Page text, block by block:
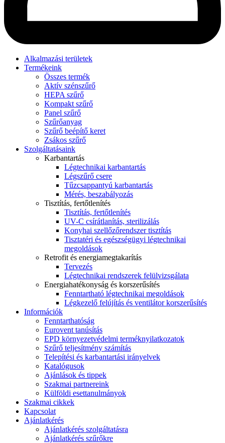
Alkalmazási területek
Termékeink
Összes termék
Aktív szénszűrő
HEPA szűrő
Kompakt szűrő
Panel szűrő
Szűrőanyag
Szűrő beépítő keret
Zsákos szűrő
Szolgáltatásaink
Karbantartás
Légtechnikai karbantartás
Légszűrő csere
Tűzcsappantyú karbantartás
Mérés, beszabályozás
Tisztítás, fertőtlenítés
Tisztítás, fertőtlenítés
UV-C csírátlanítás, sterilizálás
Konyhai szellőzőrendszer tisztítás
Tisztatéri és egészségügyi légtechnikai
megoldások
Retrofit és energiamegtakarítás
Tervezés
Légtechnikai rendszerek felülvizsgálata
Energiahatékonyság és korszerűsítés
Fenntartható légtechnikai megoldások
Légkezelő felújítás és ventilátor korszerűsítés
Információk
Fenntarthatóság
Eurovent tanúsítás
EPD környezetvédelmi terméknyilatkozatok
Szűrő teljesítmény számítás
Telepítési és karbantartási irányelvek
Katalógusok
Ajánlások és tippek
Szakmai partnereink
Külföldi esettanulmányok
Szakmai cikkek
Kapcsolat
Ajánlatkérés
Ajánlatkérés szolgáltatásra
Ajánlatkérés szűrőkre